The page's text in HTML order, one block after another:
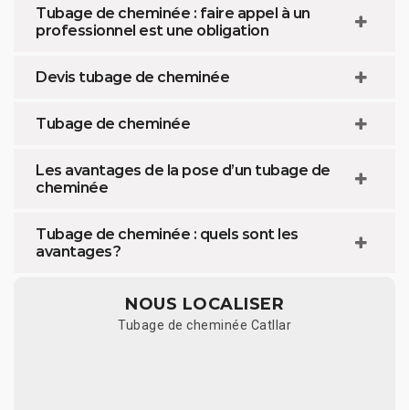
Tubage de cheminée : faire appel à un
professionnel est une obligation
Devis tubage de cheminée
Tubage de cheminée
Les avantages de la pose d’un tubage de
cheminée
Tubage de cheminée : quels sont les
avantages ?
NOUS LOCALISER
Tubage de cheminée Catllar